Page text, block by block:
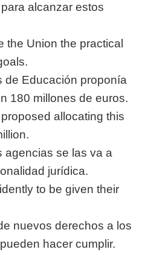
alcanzar estos
the Union the practical
de Educación proponía
180 millones de euros.
allocating this
agencias se las va a
jurídica.
to be given their
nuevos derechos a los
hacer cumplir.